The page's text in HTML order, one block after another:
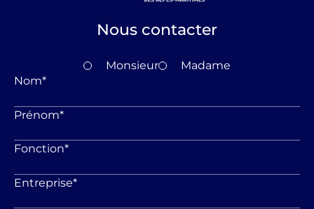
Nous contacter
Monsieur
Madame
Nom*
Prénom*
Fonction*
Entreprise*